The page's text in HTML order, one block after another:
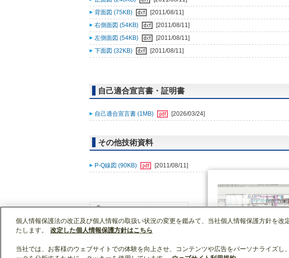
背面図 (75KB)
[2011/08/11]
右側面図 (54KB)
[2011/08/11]
左側面図 (54KB)
[2011/08/11]
下面図 (32KB)
[2011/08/11]
自己適合宣言書・証明書
自己適合宣言書 (1MB) [2026/03/24]
その他技術資料
P-Q線図 (90KB) [2011/08/11]
WIN2Kトップ 製品情報
個人情報保護法の改正及び個人情報の取扱い状況の変更を鑑みて、当社個人情報保護方針を改
たします。
改定した個人情報保護方針はこちら
当社では、お客様のウェブサイトでの体験を向上させ、コンテンツや広告をパーソナライズし